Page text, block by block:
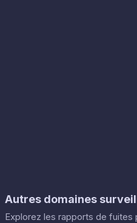
Autres domaines
Explorez les rapports de